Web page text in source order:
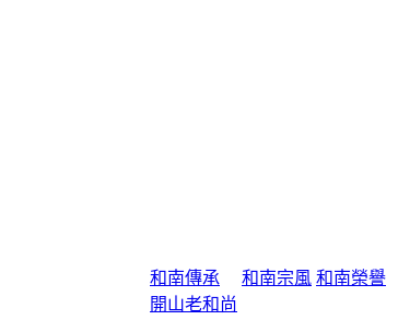
和南傳承
開山老和尚
和南宗風 和南榮譽